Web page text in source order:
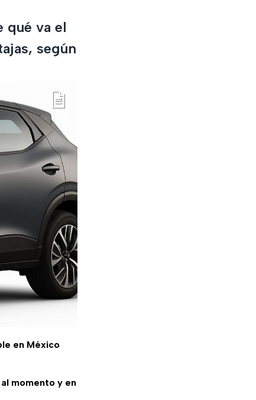
qué va el
según
en México
momento y en